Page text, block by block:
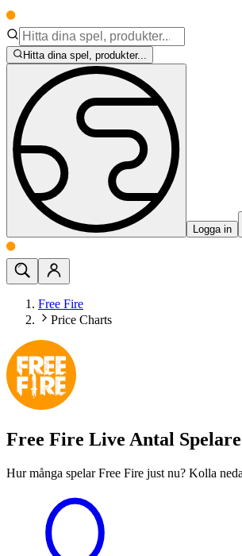
Hitta dina spel, produkter...
Logga in
Free Fire
Price Charts
Free Fire Live Antal Spelare
Hur många spelar Free Fire just nu? Kolla